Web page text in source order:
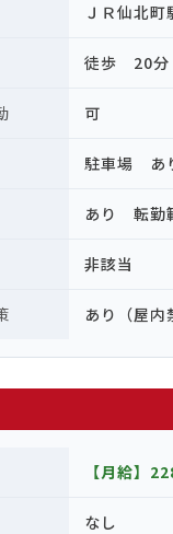
ＪＲ仙北
徒歩 20分
可
駐車場 あ
あり 転勤
非該当
あり（屋内
【月給】
なし